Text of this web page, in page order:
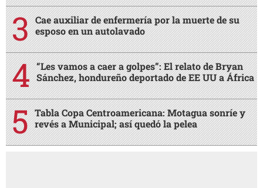
Cae auxiliar de enfermería por la muerte de su
esposo en un autolavado
“Les vamos a caer a golpes”: El relato de Bryan
Sánchez, hondureño deportado de EE UU a África
Tabla Copa Centroamericana: Motagua sonríe y
revés a Municipal; así quedó la pelea